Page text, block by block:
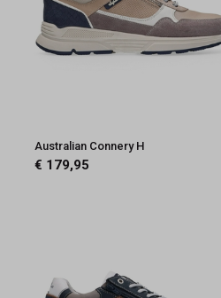
Australian Connery H
€ 179,95